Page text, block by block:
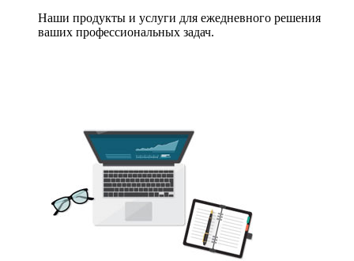
Наши продукты и услуги для ежедневного решения
ваших профессиональных задач.